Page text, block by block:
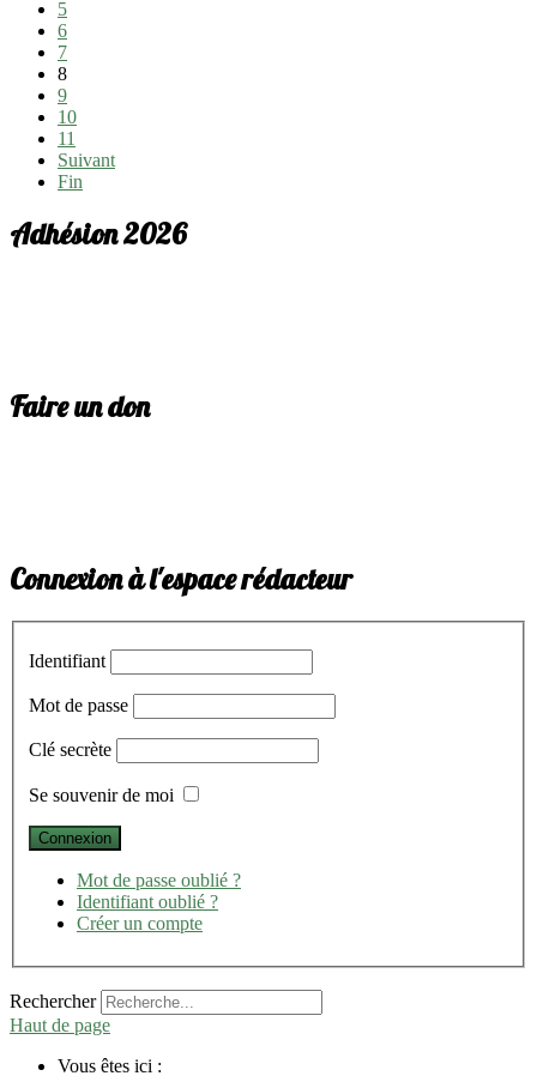
5
6
7
8
9
10
11
Suivant
Fin
Adhésion 2026
Faire un don
Connexion à l'espace rédacteur
Identifiant
Mot de passe
Clé secrète
Se souvenir de moi
Mot de passe oublié ?
Identifiant oublié ?
Créer un compte
Rechercher
Haut de page
Vous êtes ici :